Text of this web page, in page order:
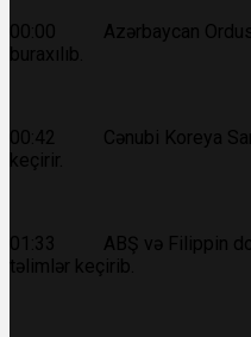
00:00 Azərbaycan
buraxılıb.
00:42 Cənubi Koreya
keçirir.
01:33 ABŞ və Filippin
təlimlər keçirib.